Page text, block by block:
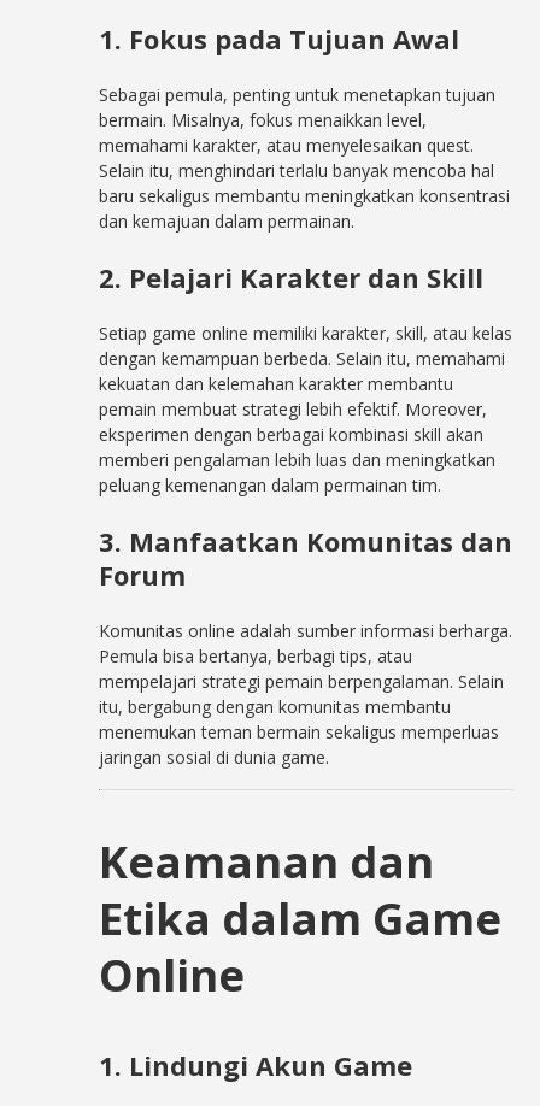
1. Fokus pada Tujuan Awal
Sebagai pemula, penting untuk menetapkan tujuan
bermain. Misalnya, fokus menaikkan level,
memahami karakter, atau menyelesaikan quest.
Selain itu, menghindari terlalu banyak mencoba hal
baru sekaligus membantu meningkatkan konsentrasi
dan kemajuan dalam permainan.
2. Pelajari Karakter dan Skill
Setiap game online memiliki karakter, skill, atau kelas
dengan kemampuan berbeda. Selain itu, memahami
kekuatan dan kelemahan karakter membantu
pemain membuat strategi lebih efektif. Moreover,
eksperimen dengan berbagai kombinasi skill akan
memberi pengalaman lebih luas dan meningkatkan
peluang kemenangan dalam permainan tim.
3. Manfaatkan Komunitas dan
Forum
Komunitas online adalah sumber informasi berharga.
Pemula bisa bertanya, berbagi tips, atau
mempelajari strategi pemain berpengalaman. Selain
itu, bergabung dengan komunitas membantu
menemukan teman bermain sekaligus memperluas
jaringan sosial di dunia game.
Keamanan dan
Etika dalam Game
Online
1. Lindungi Akun Game